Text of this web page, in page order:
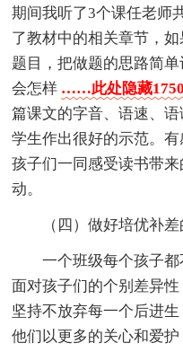
期间我听了3个课任老师
了教材中的相关章节，
题目，把做题的思路简
会怎样 ……此处隐藏
篇课文的字音、语速、
学生作出很好的示范。
孩子们一同感受读书带
动。
（四）做好培优补
一个班级每个孩子都
面对孩子们的个别差异性
坚持不放弃每一个后进
他们以更多的关心和爱